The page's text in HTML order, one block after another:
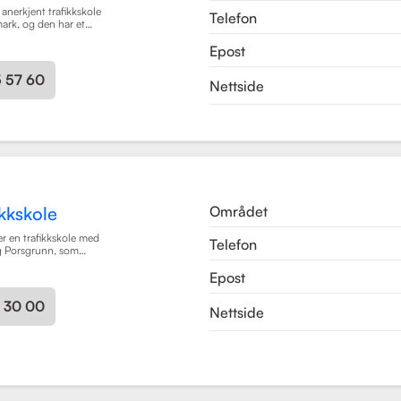
trafikkskole
og den har et
i klasse B, B96 og
som trafikalt
førstehjelp og
57 60
Telefon
Epost
Nettside
en trafikkskole med
Porsgrunn, som
mål å gi elevene
og
og
et fokus på
Trafikkskole tilbyr
30 00
Området
Telefon
Epost
Nettside